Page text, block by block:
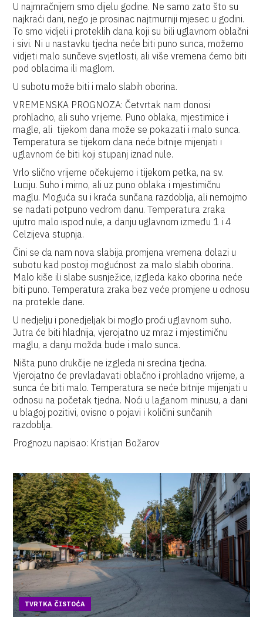
U najmračnijem smo dijelu godine. Ne samo zato što su
najkraći dani, nego je prosinac najtmurniji mjesec u godini.
To smo vidjeli i proteklih dana koji su bili uglavnom oblačni
i sivi. Ni u nastavku tjedna neće biti puno sunca, možemo
vidjeti malo sunčeve svjetlosti, ali više vremena ćemo biti
pod oblacima ili maglom.
U subotu može biti i malo slabih oborina.
VREMENSKA PROGNOZA: Četvrtak nam donosi
prohladno, ali suho vrijeme. Puno oblaka, mjestimice i
magle, ali tijekom dana može se pokazati i malo sunca.
Temperatura se tijekom dana neće bitnije mijenjati i
uglavnom će biti koji stupanj iznad nule.
Vrlo slično vrijeme očekujemo i tijekom petka, na sv.
Luciju. Suho i mirno, ali uz puno oblaka i mjestimičnu
maglu. Moguća su i kraća sunčana razdoblja, ali nemojmo
se nadati potpuno vedrom danu. Temperatura zraka
ujutro malo ispod nule, a danju uglavnom između 1 i 4
Celzijeva stupnja.
Čini se da nam nova slabija promjena vremena dolazi u
subotu kad postoji mogućnost za malo slabih oborina.
Malo kiše ili slabe susnježice, izgleda kako oborina neće
biti puno. Temperatura zraka bez veće promjene u odnosu
na protekle dane.
U nedjelju i ponedjeljak bi moglo proći uglavnom suho.
Jutra će biti hladnija, vjerojatno uz mraz i mjestimičnu
maglu, a danju možda bude i malo sunca.
Ništa puno drukčije ne izgleda ni sredina tjedna.
Vjerojatno će prevladavati oblačno i prohladno vrijeme, a
sunca će biti malo. Temperatura se neće bitnije mijenjati u
odnosu na početak tjedna. Noći u laganom minusu, a dani
u blagoj pozitivi, ovisno o pojavi i količini sunčanih
razdoblja.
Prognozu napisao: Kristijan Božarov
TVRTKA ČISTOĆA